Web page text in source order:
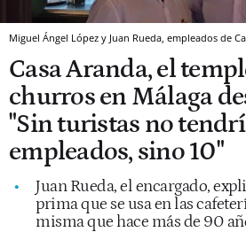
Miguel Ángel López y Juan Rueda, empleados de
Casa Aranda, el
churros en Málaga
"Sin turistas no
empleados, sino 10"
Juan Rueda, el encargado,
prima que se usa en las
misma que hace más de 90